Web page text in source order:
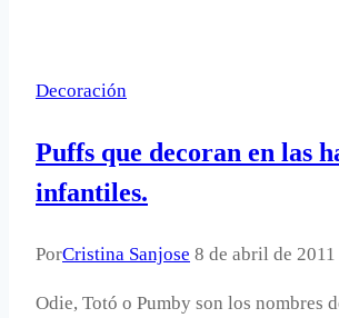
Decoración
Puffs que decoran en las
infantiles.
PorCristina Sanjose 8 de abril de 2011
Odie, Totó o Pumby son los nombres